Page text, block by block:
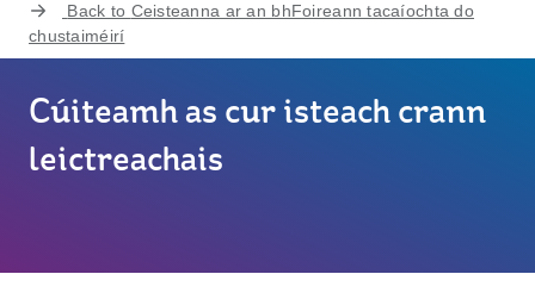
Back to Ceisteanna ar an bhFoireann tacaíochta do
chustaiméirí
Cúiteamh as cur isteach crann
leictreachais